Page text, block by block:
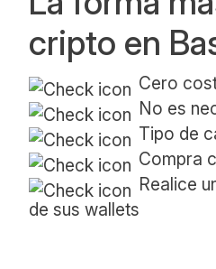
cripto en
Cero
No es
Tipo de
Compra
Realice
de sus wallets